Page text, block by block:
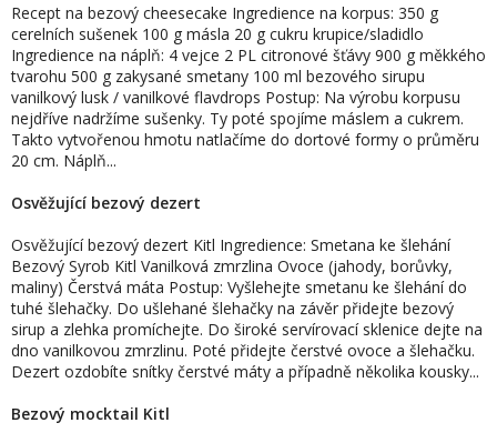
Recept na bezový cheesecake Ingredience na korpus: 350 g
cerelních sušenek 100 g másla 20 g cukru krupice/sladidlo
Ingredience na náplň: 4 vejce 2 PL citronové šťávy 900 g měkkého
tvarohu 500 g zakysané smetany 100 ml bezového sirupu
vanilkový lusk / vanilkové flavdrops Postup: Na výrobu korpusu
nejdříve nadržíme sušenky. Ty poté spojíme máslem a cukrem.
Takto vytvořenou hmotu natlačíme do dortové formy o průměru
20 cm. Náplň...
Osvěžující bezový dezert
Osvěžující bezový dezert Kitl Ingredience: Smetana ke šlehání
Bezový Syrob Kitl Vanilková zmrzlina Ovoce (jahody, borůvky,
maliny) Čerstvá máta Postup: Vyšlehejte smetanu ke šlehání do
tuhé šlehačky. Do ušlehané šlehačky na závěr přidejte bezový
sirup a zlehka promíchejte. Do široké servírovací sklenice dejte na
dno vanilkovou zmrzlinu. Poté přidejte čerstvé ovoce a šlehačku.
Dezert ozdobíte snítky čerstvé máty a případně několika kousky...
Bezový mocktail Kitl